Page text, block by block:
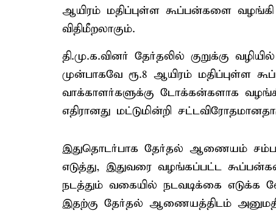
ஆயிரம் மதிப்புள்ள கூப்பன்களை வழங்கி
விதிமீறலாகும்.
தி.மு.க.வினர் தேர்தலில் குறுக்கு
முன்பாகவே ரூ.8 ஆயிரம் மதிப்புள்ள
வாக்காளர்களுக்கு டோக்கன்களாக
எதிரானது மட்டுமின்றி
இதுதொடர்பாக தேர்தல் ஆணையம்
எடுத்து, இதுவரை வழங்கப்பட்ட
நடத்தும் வகையில் நடவடிக்கை எடுக்க
இதற்கு தேர்தல் ஆணையத்திடம் அனுமதி